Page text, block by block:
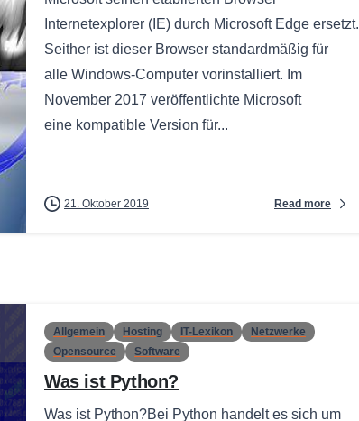
Internetexplorer (IE) durch Microsoft Edge ersetzt.
Seither ist dieser Browser standardmäßig für
alle Windows-Computer vorinstalliert. Im
November 2017 veröffentlichte Microsoft
eine kompatible Version für...
21. Oktober 2019 Read more
Allgemein Hosting IT-Lexikon
Netzwerke
Opensource
Software
Was ist Python?
Was ist Python?Bei Python handelt es sich um